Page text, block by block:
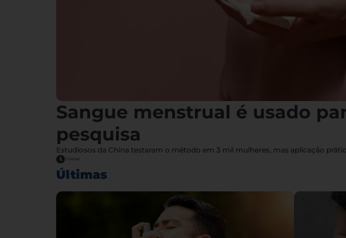
Sangue menstrual é usado
pesquisa
Estudiosos da China testaram o método em 3 mil mulheres, mas aplicação
2 horas
Últimas